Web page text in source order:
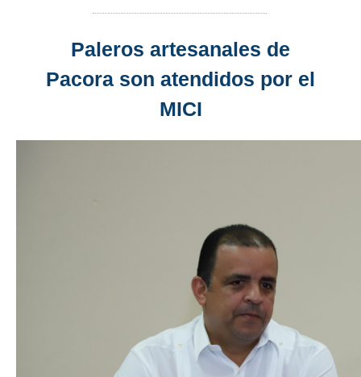
Paleros artesanales de
Pacora son atendidos por el
MICI